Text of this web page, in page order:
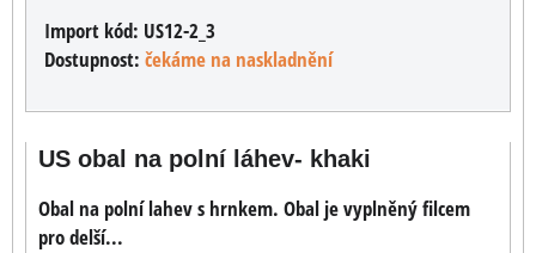
Import kód: US12-2_3
Dostupnost: čekáme na naskladnění
US obal na polní láhev- khaki
Obal na polní lahev s hrnkem. Obal je vyplněný filcem
pro delší...